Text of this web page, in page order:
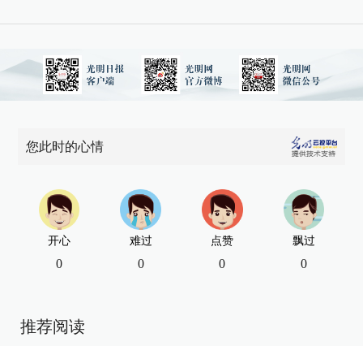
您此时的心情
开心
0
难过
0
点赞
0
飘过
0
推荐阅读